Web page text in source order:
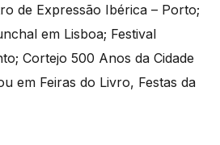
de Expressão Ibérica – Porto;
em Lisboa; Festival
Cortejo 500 Anos da Cidade
em Feiras do Livro, Festas da